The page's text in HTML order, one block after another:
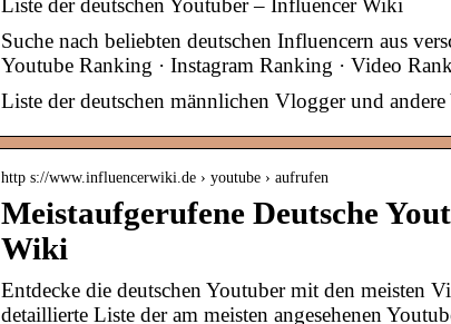
Liste der deutschen Youtuber – Influencer Wiki
Suche nach beliebten deutschen Influencern aus
Youtube Ranking · Instagram Ranking · Video
Liste der deutschen männlichen Vlogger und
http s://www.influencerwiki.de › youtube › aufrufen
Meistaufgerufene Deutsche
Wiki
Entdecke die deutschen Youtuber mit den meisten
detaillierte Liste der am meisten angesehenen